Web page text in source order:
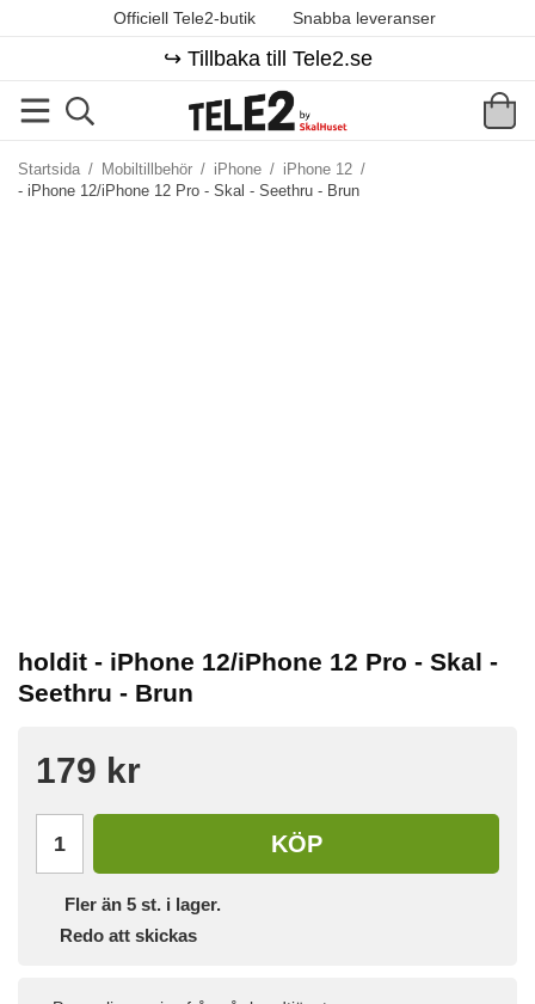
Officiell Tele2-butik Snabba leveranser
↪️ Tillbaka till Tele2.se
Startsida / Mobiltillbehör / iPhone / iPhone 12 /
- iPhone 12/iPhone 12 Pro - Skal - Seethru - Brun
holdit - iPhone 12/iPhone 12 Pro - Skal -
Seethru - Brun
179 kr
KÖP
Fler än 5 st. i lager.
Redo att skickas